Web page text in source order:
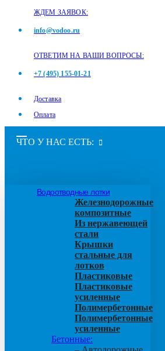
ЖДЕМ ЗАЯВОК:
info@vodoo.ru
ОТВЕТИМ НА ВАШИ ВОПРОСЫ:
+7 (495) 155-01-21
Доставка
Оплата
ЧТО У НАС ЕСТЬ:
Водоотводные лотки
Железнодорожные
композитные
Из нержавеющей
стали
Крышки
стальные для
лотков
Пластиковые
Пластиковые
усиленные
Полимербетонные
Полимербетонные
усиленные
Бетонные: